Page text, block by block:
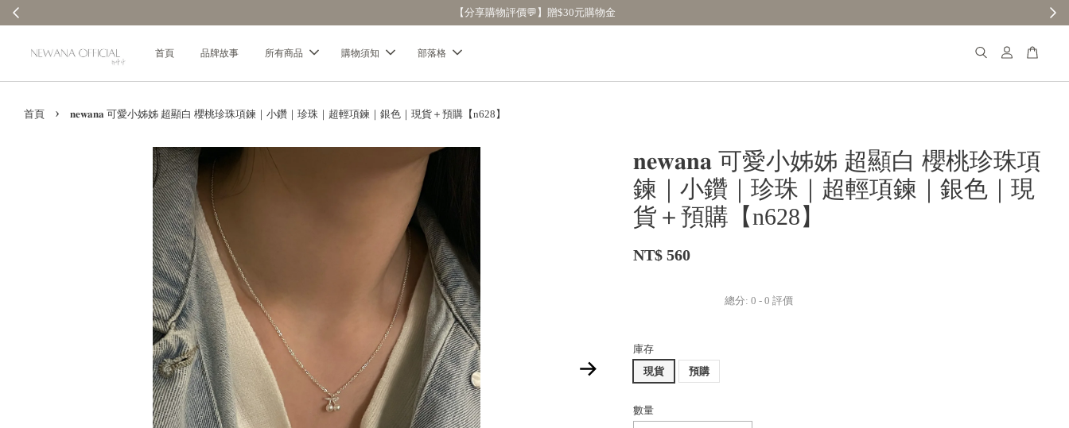
【分享購物評價💬】贈$30元購物金
首頁 品牌故事 所有商品 購物須知 部落格
首頁 › 𝐧𝐞𝐰𝐚𝐧𝐚 可愛小姊姊 超顯白 櫻桃珍珠項鍊｜小鑽｜珍珠｜超輕項鍊｜銀色｜現貨＋預購【n628】
𝐧𝐞𝐰𝐚𝐧𝐚 可愛小姊姊 超顯白 櫻桃珍珠項
鍊｜小鑽｜珍珠｜超輕項鍊｜銀色｜現
貨＋預購【n628】
NT$ 560
總分:0 -0 評價
庫存
現貨
預購
數量